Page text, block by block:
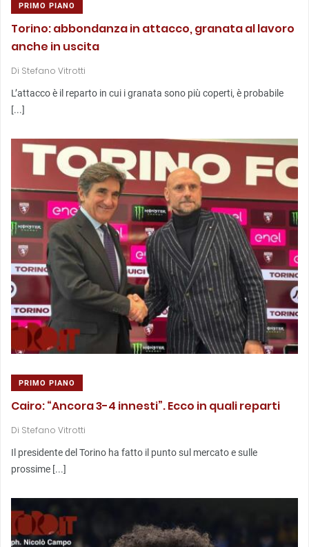
PRIMO PIANO
Torino: abbondanza in attacco, granata al lavoro
anche in uscita
Di Stefano Vitrotti
L’attacco è il reparto in cui i granata sono più coperti, è probabile
[...]
PRIMO PIANO
Cairo: “Ancora 3-4 innesti”. Ecco in quali reparti
Di Stefano Vitrotti
Il presidente del Torino ha fatto il punto sul mercato e sulle
prossime [...]